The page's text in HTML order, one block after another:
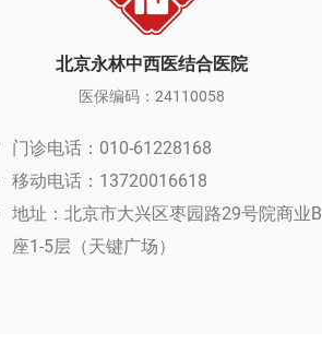
北京永林中西医结合医院
医保编码：24110058
门诊电话：010-61228168
移动电话：13720016618
地址：北京市大兴区枣园路29号院商业B
座1-5层（天键广场）